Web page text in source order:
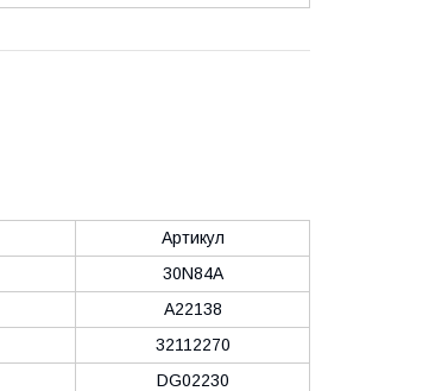
Артикул
30N84A
A22138
32112270
DG02230